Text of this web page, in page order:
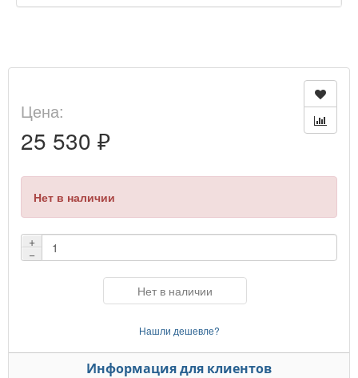
Цена:
25 530 ₽
Нет в наличии
+
−
Нет в наличии
Нашли дешевле?
Информация для клиентов